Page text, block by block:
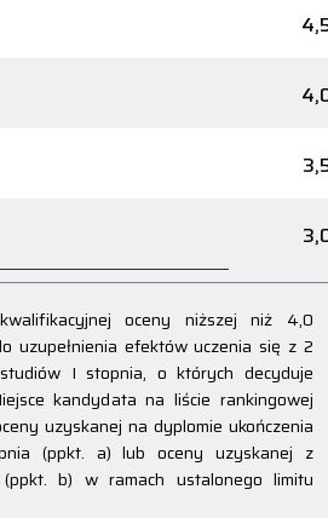
oceny niższej niż 4,0
uzupełnienia efektów uczenia się z 2
I stopnia, o których decyduje
kandydata na liście rankingowej
uzyskanej na dyplomie ukończenia
(ppkt. a) lub oceny uzyskanej z
b) w ramach ustalonego limitu